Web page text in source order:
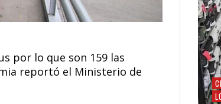
por lo que son 159 las
reportó el Ministerio de